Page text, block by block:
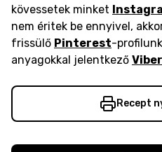
kövessetek minket
nem éritek be ennyivel,
frissülő Pinterest-
anyagokkal jelentkező Viber
Recept